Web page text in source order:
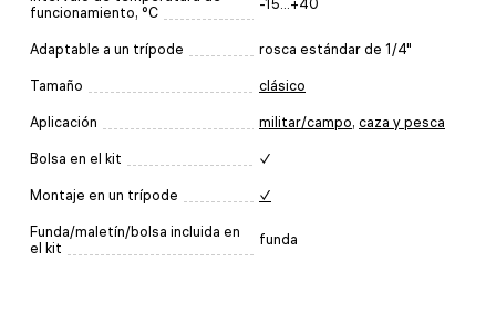
funcionamiento, °C
-15...+40
Adaptable a un trípode rosca estándar de 1/4"
Tamaño clásico
Aplicación militar/campo, caza y pesca
Bolsa en el kit ✓
Montaje en un trípode ✓
Funda/maletín/bolsa incluida en
el kit
funda